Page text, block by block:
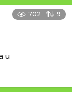
702 9
и